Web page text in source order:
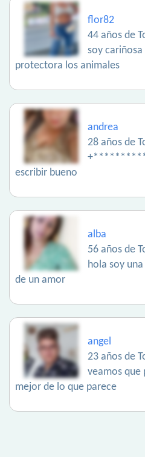
flor82
44 años de
soy
protectora los animales
andrea
28 años de
escribir bueno
alba
56 años de
hola soy
de un amor
angel
23 años de
veamos que
mejor de lo que parece